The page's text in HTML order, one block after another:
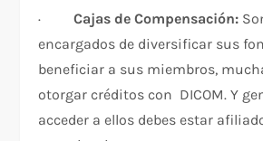
·Cajas de Compensación:
encargados de diversificar sus
beneficiar a sus miembros,
otorgar créditos con DICOM. Y
acceder a ellos debes estar